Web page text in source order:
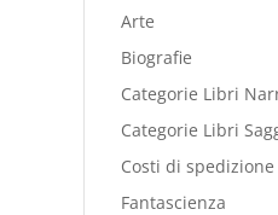
Arte
Biografie
Categorie Libri
Categorie Libri
Costi di spedizione
Fantascienza